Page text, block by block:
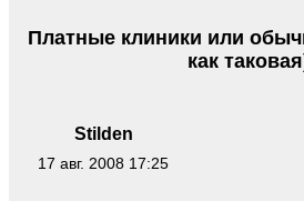
Stilden
17 авг. 2008 17:25
Платные клиники или
как